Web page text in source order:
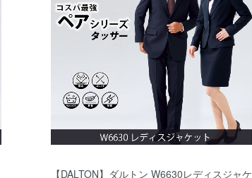
【DALTON】ダルトン W6630レディスジャケ